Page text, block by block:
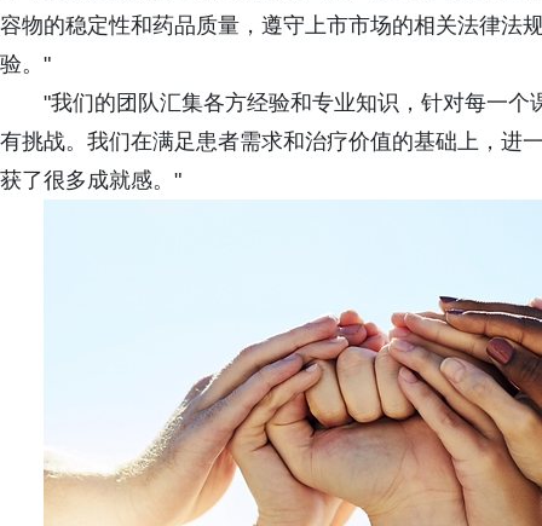
容物的稳定性和药品质量，遵守上市市场的相关法律法
验。"
"我们的团队汇集各方经验和专业知识，针对每一
有挑战。我们在满足患者需求和治疗价值的基础上，进
获了很多成就感。"